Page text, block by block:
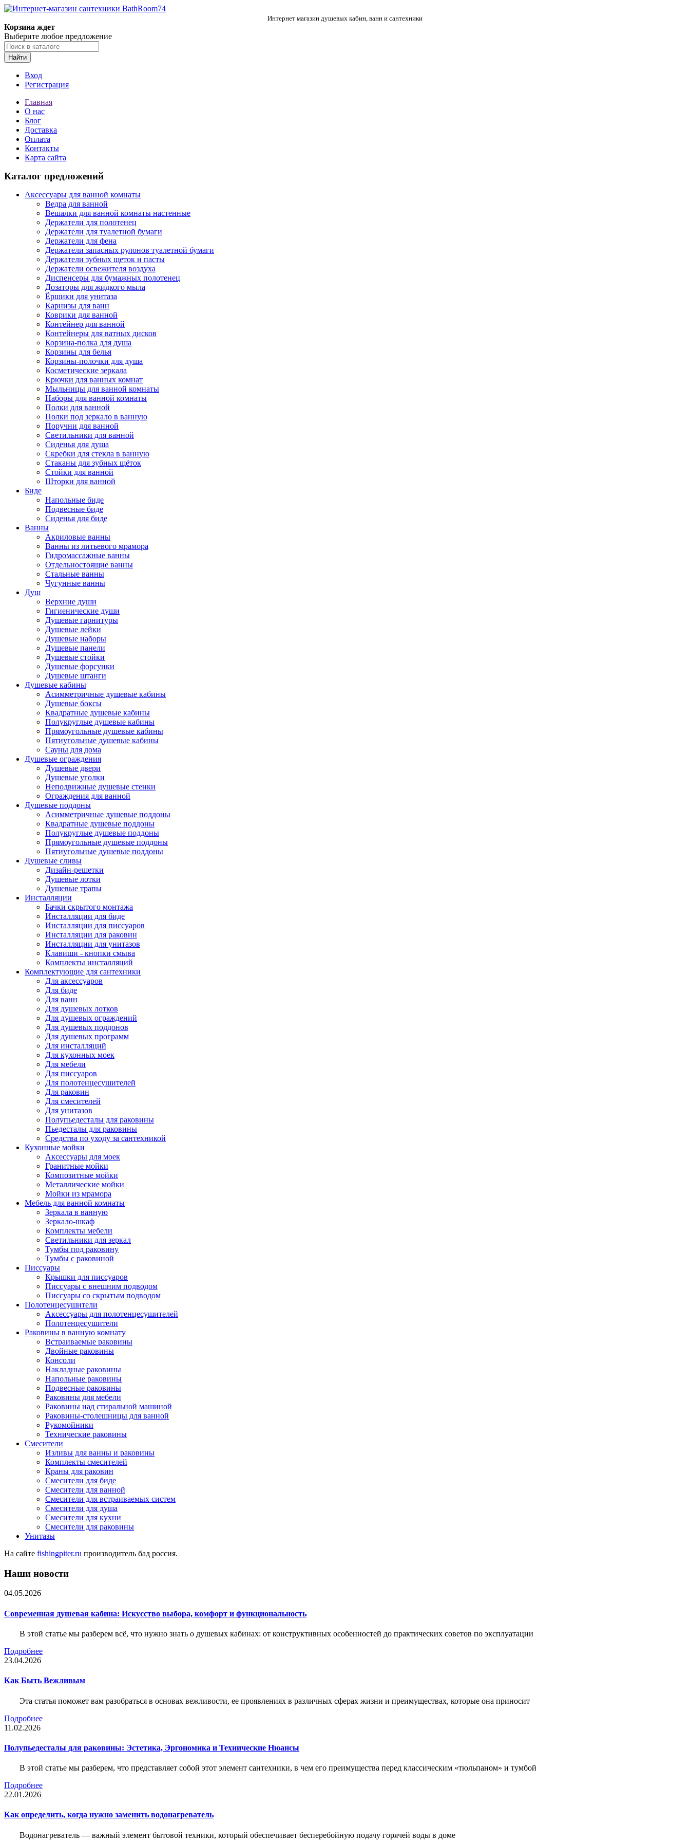
Интернет магазин душевых кабин, ванн и сантехники
Корзина ждет
Выберите любое предложение
Найти
Вход
Регистрация
Главная
О нас
Блог
Доставка
Оплата
Контакты
Карта сайта
Каталог предложений
Аксессуары для ванной комнаты
Ведра для ванной
Вешалки для ванной комнаты настенные
Держатели для полотенец
Держатели для туалетной бумаги
Держатели для фена
Держатели запасных рулонов туалетной бумаги
Держатели зубных щеток и пасты
Держатели освежителя воздуха
Диспенсеры для бумажных полотенец
Дозаторы для жидкого мыла
Ёршики для унитаза
Карнизы для ванн
Коврики для ванной
Контейнер для ванной
Контейнеры для ватных дисков
Корзина-полка для душа
Корзины для белья
Корзины-полочки для душа
Косметические зеркала
Крючки для ванных комнат
Мыльницы для ванной комнаты
Наборы для ванной комнаты
Полки для ванной
Полки под зеркало в ванную
Поручни для ванной
Светильники для ванной
Сиденья для душа
Скребки для стекла в ванную
Стаканы для зубных щёток
Стойки для ванной
Шторки для ванной
Биде
Напольные биде
Подвесные биде
Сиденья для биде
Ванны
Акриловые ванны
Ванны из литьевого мрамора
Гидромассажные ванны
Отдельностоящие ванны
Стальные ванны
Чугунные ванны
Душ
Верхние души
Гигиенические души
Душевые гарнитуры
Душевые лейки
Душевые наборы
Душевые панели
Душевые стойки
Душевые форсунки
Душевые штанги
Душевые кабины
Асимметричные душевые кабины
Душевые боксы
Квадратные душевые кабины
Полукруглые душевые кабины
Прямоугольные душевые кабины
Пятиугольные душевые кабины
Сауны для дома
Душевые ограждения
Душевые двери
Душевые уголки
Неподвижные душевые стенки
Ограждения для ванной
Душевые поддоны
Асимметричные душевые поддоны
Квадратные душевые поддоны
Полукруглые душевые поддоны
Прямоугольные душевые поддоны
Пятиугольные душевые поддоны
Душевые сливы
Дизайн-решетки
Душевые лотки
Душевые трапы
Инсталляции
Бачки скрытого монтажа
Инсталляции для биде
Инсталляции для писсуаров
Инсталляции для раковин
Инсталляции для унитазов
Клавиши - кнопки смыва
Комплекты инсталляций
Комплектующие для сантехники
Для аксессуаров
Для биде
Для ванн
Для душевых лотков
Для душевых ограждений
Для душевых поддонов
Для душевых программ
Для инсталляций
Для кухонных моек
Для мебели
Для писсуаров
Для полотенцесушителей
Для раковин
Для смесителей
Для унитазов
Полупьедесталы для раковины
Пьедесталы для раковины
Средства по уходу за сантехникой
Кухонные мойки
Аксессуары для моек
Гранитные мойки
Композитные мойки
Металлические мойки
Мойки из мрамора
Мебель для ванной комнаты
Зеркала в ванную
Зеркало-шкаф
Комплекты мебели
Светильники для зеркал
Тумбы под раковину
Тумбы с раковиной
Писсуары
Крышки для писсуаров
Писсуары с внешним подводом
Писсуары со скрытым подводом
Полотенцесушители
Аксессуары для полотенцесушителей
Полотенцесушители
Раковины в ванную комнату
Встраиваемые раковины
Двойные раковины
Консоли
Накладные раковины
Напольные раковины
Подвесные раковины
Раковины для мебели
Раковины над стиральной машиной
Раковины-столешницы для ванной
Рукомойники
Технические раковины
Смесители
Изливы для ванны и раковины
Комплекты смесителей
Краны для раковин
Смесители для биде
Смесители для ванной
Смесители для встраиваемых систем
Смесители для душа
Смесители для кухни
Смесители для раковины
Унитазы
На сайте fishingpiter.ru производитель бад россия.
Наши новости
04.05.2026
Современная душевая кабина: Искусство выбора, комфорт и функциональность
В этой статье мы разберем всё, что нужно знать о душевых кабинах: от конструктивных особенностей до практических советов по эксплуатации
Подробнее
23.04.2026
Как Быть Вежливым
Эта статья поможет вам разобраться в основах вежливости, ее проявлениях в различных сферах жизни и преимуществах, которые она приносит
Подробнее
11.02.2026
Полупьедесталы для раковины: Эстетика, Эргономика и Технические Нюансы
В этой статье мы разберем, что представляет собой этот элемент сантехники, в чем его преимущества перед классическим «тюльпаном» и тумбой
Подробнее
22.01.2026
Как определить, когда нужно заменить водонагреватель
Водонагреватель — важный элемент бытовой техники, который обеспечивает бесперебойную подачу горячей воды в доме